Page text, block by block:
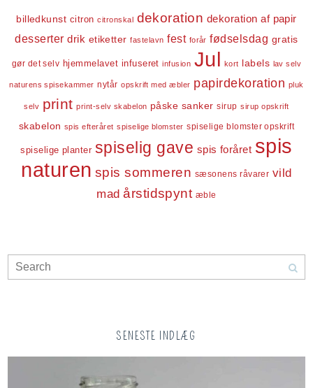
billedkunst citron citronskal dekoration dekoration af papir
desserter drik etiketter fastelavn fest forår fødselsdag gratis
gør det selv hjemmelavet infuseret infusion Jul kort labels lav selv
naturens spisekammer nytår opskrift med æbler papirdekoration pluk
selv print print-selv skabelon påske sanker sirup sirup opskrift
skabelon spis efteråret spiselige blomster spiselige blomster opskrift
spiselige planter spiselig gave spis foråret spis
naturen spis sommeren sæsonens råvarer vild
mad årstidspynt æble
SENESTE INDLÆG